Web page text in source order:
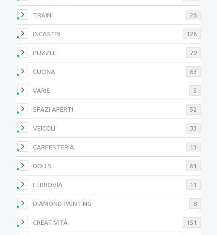
TRAINI 26
INCASTRI 126
PUZZLE 79
CUCINA 63
VARIE 5
SPAZI APERTI 52
VEICOLI 33
CARPENTERIA 13
DOLLS 61
FERROVIA 11
DIAMOND PAINTING 8
CREATIVITÀ 151